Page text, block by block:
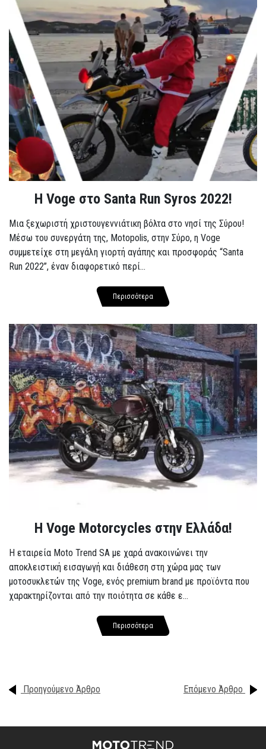
Η Voge στο Santa Run Syros 2022!
Μια ξεχωριστή χριστουγεννιάτικη βόλτα στο νησί της Σύρου!
Μέσω του συνεργάτη της, Motopolis, στην Σύρο, η Voge
συμμετείχε στη μεγάλη γιορτή αγάπης και προσφοράς “Santa
Run 2022”, έναν διαφορετικό περί...
Περισσότερα
H Voge Motorcycles στην Ελλάδα!
Η εταιρεία Moto Trend SA με χαρά ανακοινώνει την
αποκλειστική εισαγωγή και διάθεση στη χώρα μας των
μοτοσυκλετών της Voge, ενός premium brand με προϊόντα που
χαρακτηρίζονται από την ποιότητα σε κάθε ε...
Περισσότερα
Προηγούμενο Άρθρο Επόμενο Άρθρο